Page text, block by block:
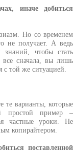
иначе добиться
Но со временем
не получает. А ведь
чтобы стать
сначала, вы лишь
с той же ситуацией.
те варианты, которые
простой пример –
частные уроки. Не
копирайтером.
поставленной